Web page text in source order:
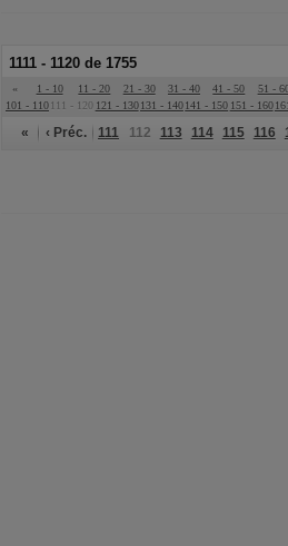
1111 - 1120 de 1755
« 1 - 10 11 - 20 21 - 30 31 - 40 41 - 50
51 -
101 - 110111 - 120 121 - 130 131 - 140141 - 150 151 - 160
« ‹ Préc. 111 112 113 114 115 116